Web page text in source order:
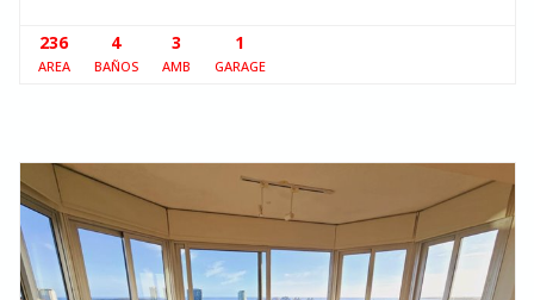
236
AREA
4
BAÑOS
3
AMB
1
GARAGE